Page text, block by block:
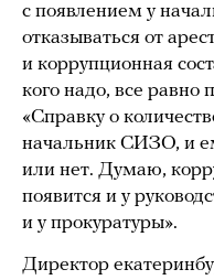
с появлением у
отказываться от
и коррупционная
кого надо, все равно
«Справку о
начальник СИЗО, и
или нет. Думаю,
появится и у
и у прокуратуры».
Директор